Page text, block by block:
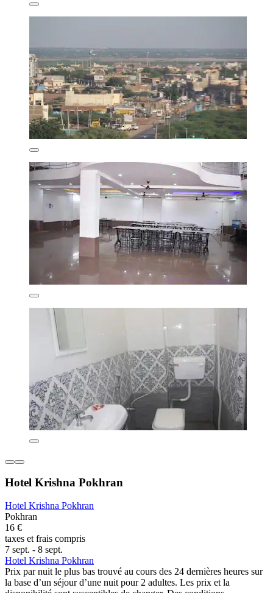
Hotel Krishna Pokhran
Hotel Krishna Pokhran
Pokhran
16 €
taxes et frais compris
7 sept. - 8 sept.
Hotel Krishna Pokhran
Prix par nuit le plus bas trouvé au cours des 24 dernières heures sur
la base d’un séjour d’une nuit pour 2 adultes. Les prix et la